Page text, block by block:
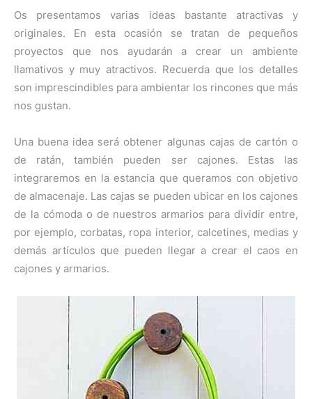
n n n n
Os presentamos varias ideas bastante atractivas y
originales. En esta ocasión se tratan de pequeños
proyectos que nos ayudarán a crear un ambiente
llamativos y muy atractivos. Recuerda que los detalles
son imprescindibles para ambientar los rincones que más
nos gustan.
Una buena idea será obtener algunas cajas de cartón o
de ratán, también pueden ser cajones. Estas las
integraremos en la estancia que queramos con objetivo
de almacenaje. Las cajas se pueden ubicar en los cajones
de la cómoda o de nuestros armarios para dividir entre,
por ejemplo, corbatas, ropa interior, calcetines, medias y
demás artículos que pueden llegar a crear el caos en
cajones y armarios.